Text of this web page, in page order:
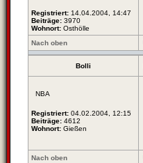
Registriert: 14.04.2004, 14:47
Beiträge: 3970
Wohnort: Osthölle
Nach oben
Bolli
NBA
Registriert: 04.02.2004, 12:15
Beiträge: 4612
Wohnort: Gießen
Nach oben